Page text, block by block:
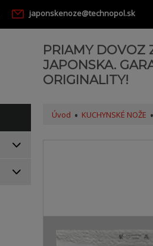
japonskenoze@technopol.sk
PRIAMY DOVOZ
JAPONSKA.
ORIGINALITY!
Úvod KUCHYNSKÉ NOŽE